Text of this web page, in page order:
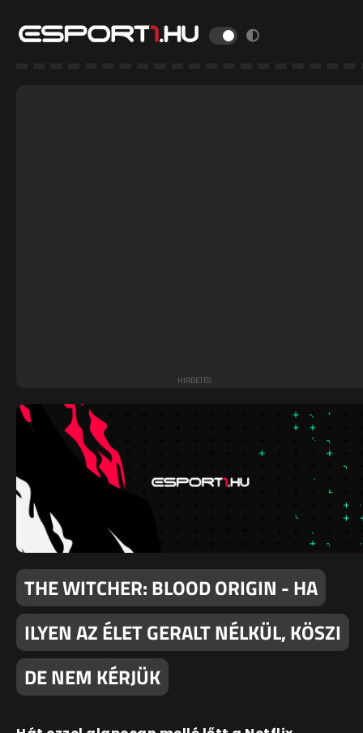
THE WITCHER: BLOOD ORIGIN - HA
ILYEN AZ ÉLET GERALT NÉLKÜL, KÖSZI
DE NEM KÉRJÜK